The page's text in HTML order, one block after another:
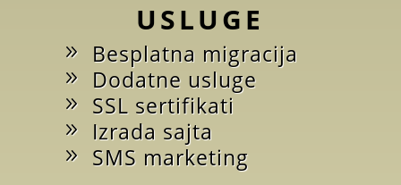
USLUGE
Besplatna migracija
Dodatne usluge
SSL sertifikati
Izrada sajta
SMS marketing